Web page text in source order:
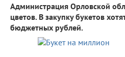
Администрация Орловской
цветов. В закупку букетов
бюджетных рублей.